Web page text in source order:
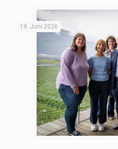
19. Juni 2026